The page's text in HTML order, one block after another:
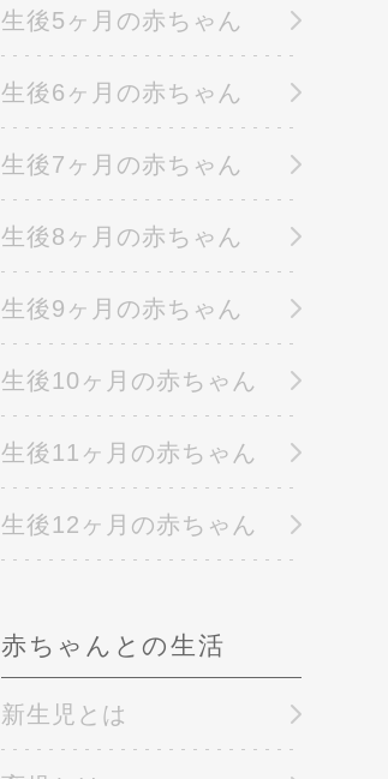
生後5ヶ月の赤ちゃん
生後6ヶ月の赤ちゃん
生後7ヶ月の赤ちゃん
生後8ヶ月の赤ちゃん
生後9ヶ月の赤ちゃん
生後10ヶ月の赤ちゃん
生後11ヶ月の赤ちゃん
生後12ヶ月の赤ちゃん
赤ちゃんとの生活
新生児とは